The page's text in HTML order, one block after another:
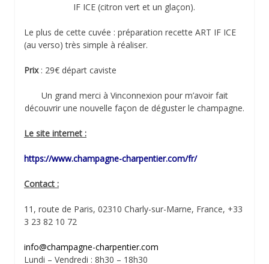
IF ICE (citron vert et un glaçon).
Le plus de cette cuvée : préparation recette ART IF ICE
(au verso) très simple à réaliser.
Prix: 29€ départ caviste
Un grand merci à Vinconnexion pour m’avoir fait
découvrir une nouvelle façon de déguster le champagne.
Le site internet :
https://www.champagne-charpentier.com/fr/
Contact :
11, route de Paris, 02310 Charly-sur-Marne, France, +33
3 23 82 10 72
info@champagne-charpentier.com
Lundi – Vendredi : 8h30 – 18h30